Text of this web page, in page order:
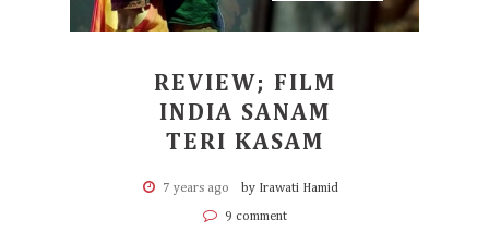
REVIEW; FILM
INDIA SANAM
TERI KASAM
7 years ago by Irawati Hamid
9 comment